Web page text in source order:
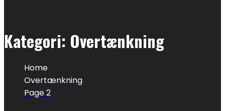
Kategori: Overtænkning
Home
Overtænkning
Page 2